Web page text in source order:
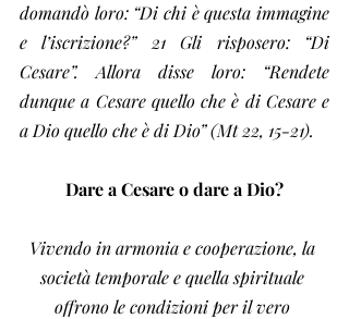
domandò loro: “Di chi è questa immagine
e l’iscrizione?” 21 Gli risposero: “Di
Cesare”. Allora disse loro: “Rendete
dunque a Cesare quello che è di Cesare e
a Dio quello che è di Dio” (Mt 22, 15-21).
Dare a Cesare o dare a Dio?
Vivendo in armonia e cooperazione, la
società temporale e quella spirituale
offrono le condizioni per il vero